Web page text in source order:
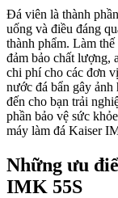
Đá viên là thành
uống và điều đáng
thành phẩm. Làm
đảm bảo chất lượng,
chi phí cho các đơn
nước đá bẩn gây
đến cho bạn trải
phần bảo vệ sức
máy làm đá Kaiser
Những ưu
IMK 55S